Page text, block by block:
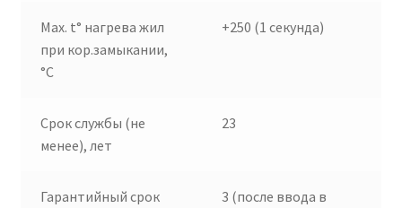
Max. t° нагрева жил
при кор.замыкании,
°C
+250 (1 секунда)
Срок службы (не
менее), лет
23
Гарантийный срок
3 (после ввода в